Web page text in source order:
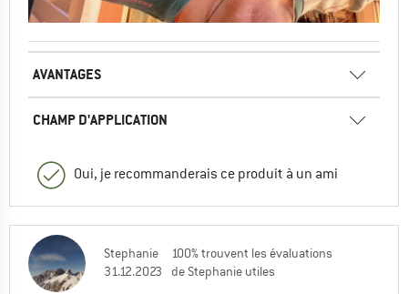
AVANTAGES
CHAMP D'APPLICATION
Oui, je recommanderais ce produit à un ami
Stephanie
31.12.2023
100% trouvent les évaluations
de Stephanie utiles